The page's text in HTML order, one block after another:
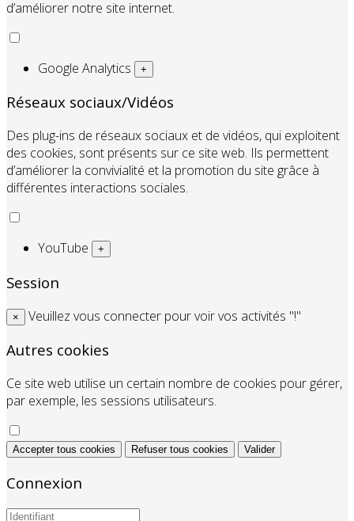
d’améliorer notre site internet.
Google Analytics +
Réseaux sociaux/Vidéos
Des plug-ins de réseaux sociaux et de vidéos, qui exploitent
des cookies, sont présents sur ce site web. Ils permettent
d’améliorer la convivialité et la promotion du site grâce à
différentes interactions sociales.
YouTube +
Session
× Veuillez vous connecter pour voir vos activités "!"
Autres cookies
Ce site web utilise un certain nombre de cookies pour gérer,
par exemple, les sessions utilisateurs.
Accepter tous cookies Refuser tous cookies Valider
Connexion